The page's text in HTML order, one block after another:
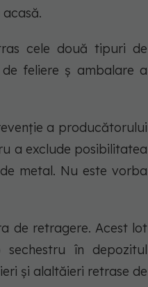
cele două tipuri de
feliere ș ambalare a
a producătorului
a exclude posibilitatea
metal. Nu este vorba
de retragere. Acest lot
în depozitul
și alaltăieri retrase de